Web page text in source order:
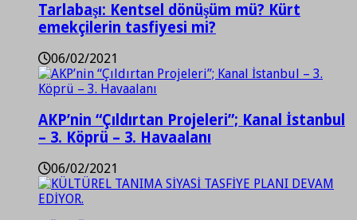
Tarlabaşı: Kentsel dönüşüm mü? Kürt
emekçilerin tasfiyesi mi?
06/02/2021
AKP’nin “Çıldırtan Projeleri”; Kanal İstanbul
– 3. Köprü – 3. Havaalanı
06/02/2021